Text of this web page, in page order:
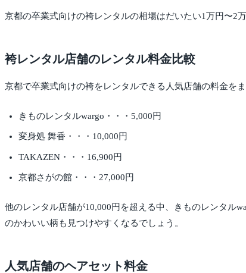
京都の卒業式向けの袴レンタルの相場はだいたい1万円〜2
袴レンタル店舗のレンタル料金比較
京都で卒業式向けの袴をレンタルできる人気店舗の料金をま
きものレンタルwargo・・・5,000円
変身処 舞香・・・10,000円
TAKAZEN・・・16,900円
京都さがの館・・・27,000円
他のレンタル店舗が10,000円を超える中、きものレンタル
のかわいい柄も見つけやすくなるでしょう。
人気店舗のヘアセット料金